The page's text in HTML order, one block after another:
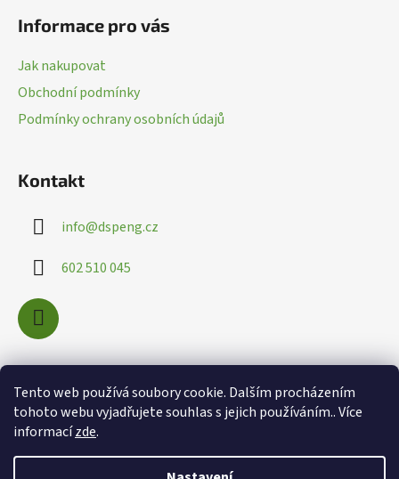
Tento web používá soubory cookie. Dalším procházením
tohoto webu vyjadřujete souhlas s jejich používáním.. Více
informacízde.
Informace pro vás
Jak nakupovat
Obchodní podmínky
Podmínky ochrany osobních údajů
Kontakt
info@dspeng.cz
602 510 045
Nákupní košík